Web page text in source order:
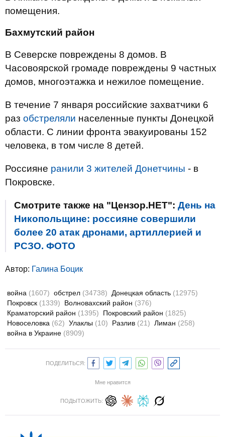
помещения.
Бахмутский район
В Северске повреждены 8 домов. В
Часовоярской громаде повреждены 9 частных
домов, многоэтажка и нежилое помещение.
В течение 7 января российские захватчики 6
раз обстреляли населенные пункты Донецкой
области. С линии фронта эвакуированы 152
человека, в том числе 8 детей.
Россияне ранили 3 жителей Донетчины - в
Покровске.
Смотрите также на "Цензор.НЕТ": День на
Никопольщине: россияне совершили
более 20 атак дронами, артиллерией и
РСЗО. ФОТО
Автор: Галина Боцик
война (1607) обстрел (34738) Донецкая область (12975)
Покровск (1339) Волновахский район (376)
Краматорский район (1395) Покровский район (1825)
Новоселовка (62) Улаклы (10) Разлив (21) Лиман (258)
война в Украине (8909)
ПОДЕЛИТЬСЯ:
Мне нравится
ПОДЫТОЖИТЬ: